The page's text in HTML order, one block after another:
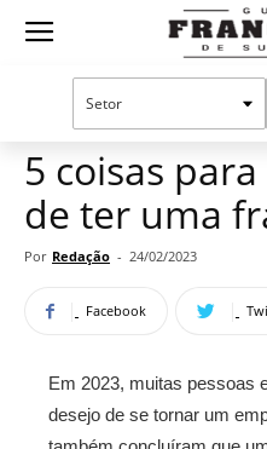
Guia
Mercado de franquias
5 coisas
de ter uma
Por Redação - 24/02/2023
Facebook
Em 2023, muitas pessoas
desejo de se tornar um